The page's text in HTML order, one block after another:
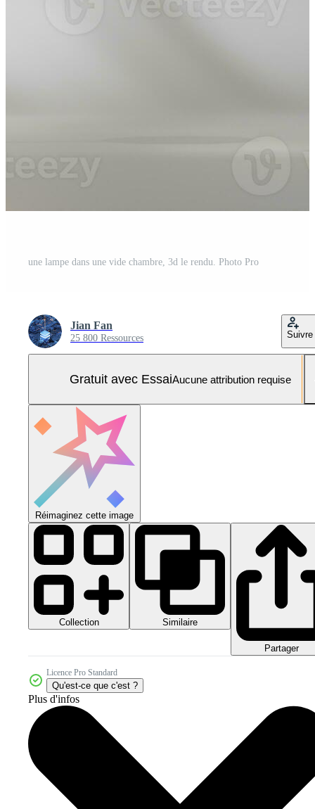
une lampe dans une vide chambre, 3d le rendu. Photo Pro
Jian Fan
25 800 Ressources Suivre
Gratuit avec EssaiAucune attribution requise
Réimaginez cette image
Collection Similaire
Partager
Licence Pro Standard
Qu'est-ce que c'est ?
Plus d'infos